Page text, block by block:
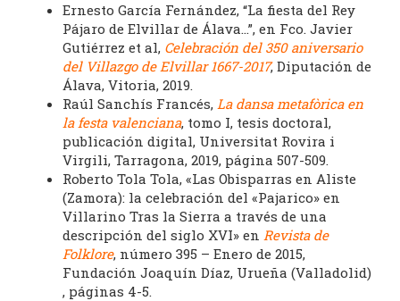
Ernesto García Fernández, “La fiesta del Rey
Pájaro de Elvillar de Álava…”, en Fco. Javier
Gutiérrez et al, Celebración del 350 aniversario
del Villazgo de Elvillar 1667-2017, Diputación de
Álava, Vitoria, 2019.
Raúl Sanchís Francés, La dansa metafòrica en
la festa valenciana, tomo I, tesis doctoral,
publicación digital, Universitat Rovira i
Virgili, Tarragona, 2019, página 507-509.
Roberto Tola Tola, «Las Obisparras en Aliste
(Zamora): la celebración del «Pajarico» en
Villarino Tras la Sierra a través de una
descripción del siglo XVI» en Revista de
Folklore, número 395 – Enero de 2015,
Fundación Joaquín Díaz, Urueña (Valladolid)
, páginas 4-5.